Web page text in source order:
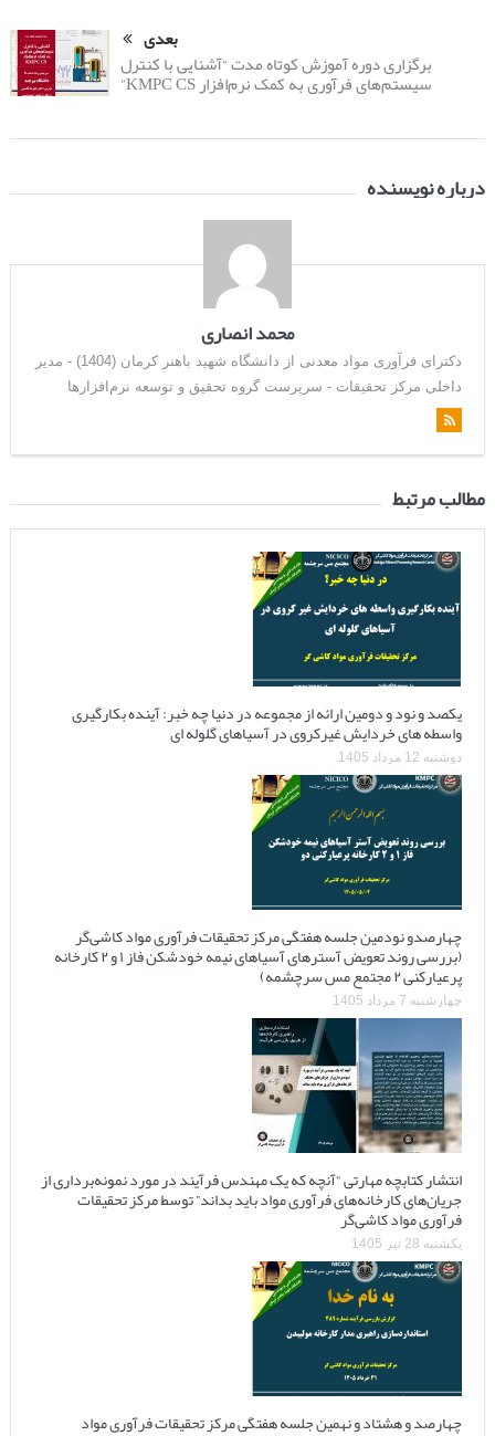
بعدی
برگزاری دوره آموزش کوتاه مدت “آشنایی با کنترل
سیستم‌های فرآوری به کمک نرم‌افزار KMPC CS”
درباره نویسنده
محمد انصاری
دکترای فرآوری مواد معدنی از دانشگاه شهید باهنر کرمان (1404) - مدیر
داخلی مرکز تحقیقات - سرپرست گروه تحقیق و توسعه نرم‌افزارها
مطالب مرتبط
یکصد و نود و دومین ارائه از مجموعه در دنیا چه خبر: آینده بکارگیری
واسطه های خردایش غیرکروی در آسیاهای گلوله ای
دوشنبه 12 مرداد 1405
چهارصدو نودمین جلسه هفتگی مرکز تحقیقات فرآوری مواد کاشی‌گر
(بررسی روند تعویض آسترهای آسیاهای نیمه خودشکن فاز ۱ و ۲ کارخانه
پرعیارکنی ۲ مجتمع مس سرچشمه)
چهارشنبه 7 مرداد 1405
انتشار کتابچه مهارتی “آنچه که یک مهندس فرآیند در مورد نمونه‌برداری از
جریان‌های کارخانه‌های فرآوری مواد باید بداند” توسط مرکز تحقیقات
فرآوری مواد کاشی‌گر
یکشنبه 28 تیر 1405
چهارصد و هشتاد و نهمین جلسه هفتگی مرکز تحقیقات فرآوری مواد